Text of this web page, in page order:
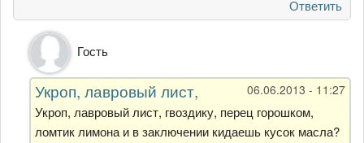
Ответить
Ответ
на
Варю
снова
креветки
Гость
06.06.2013 - 11:27
Укроп, лавровый лист,
Укроп, лавровый лист, гвоздику, перец горошком,
ломтик лимона и в заключении кидаешь кусок масла?